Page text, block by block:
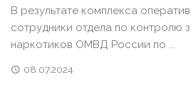
В результате комплекса
сотрудники отдела по контролю
наркотиков ОМВД России по ...
08.07.2024